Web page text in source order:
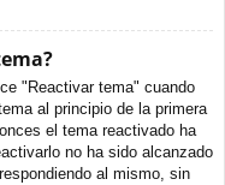
"Reactivar tema" cuando
al principio de la primera
el tema reactivado ha
no ha sido alcanzado
al mismo, sin